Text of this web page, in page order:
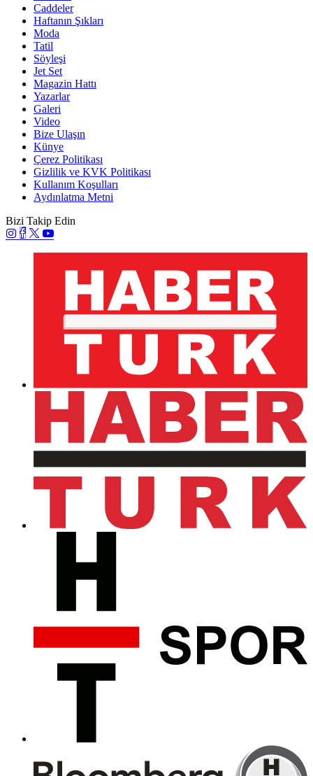
Caddeler
Haftanın Şıkları
Moda
Tatil
Söyleşi
Jet Set
Magazin Hattı
Yazarlar
Galeri
Video
Bize Ulaşın
Künye
Çerez Politikası
Gizlilik ve KVK Politikası
Kullanım Koşulları
Aydınlatma Metni
Bizi Takip Edin